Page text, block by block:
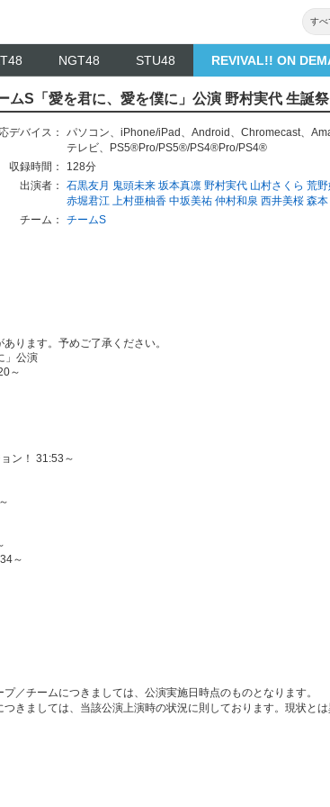
すべ
NGT48 STU48 REVIVAL!! ON
ムS「愛を君に、愛を僕に」公演 野村実代 生誕祭
デバイス： パソコン、 iPhone/iPad 、 Android 、 Chromecast、
テレビ、
PS5®Pro/PS5®/PS4®Pro/PS4®
収録時間：
128分
出演者：
石黒友月 鬼頭未来 坂本真凛 野村実代 山村さくら 荒
赤堀君江 上村亜柚香 中坂美祐 仲村和泉 西井美桜 森
チーム：
チームS
ります。予めご了承ください。
」公演
～
ン！ 31:53～
～
／チームにつきましては、公演実施日時点のものとなります。
きましては、当該公演上演時の状況に則しております。現状とは